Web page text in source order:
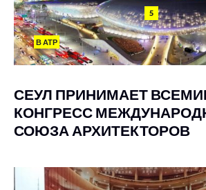
5
В АТР
СЕУЛ ПРИНИМАЕТ
КОНГРЕСС
СОЮЗА АРХИТЕКТОРОВ